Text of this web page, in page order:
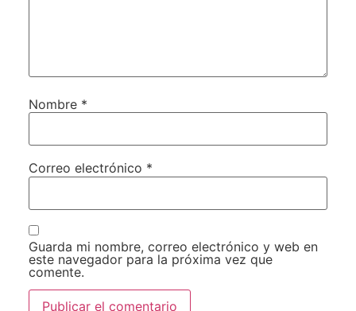
Nombre *
Correo electrónico *
Guarda mi nombre, correo electrónico y web en
este navegador para la próxima vez que
comente.